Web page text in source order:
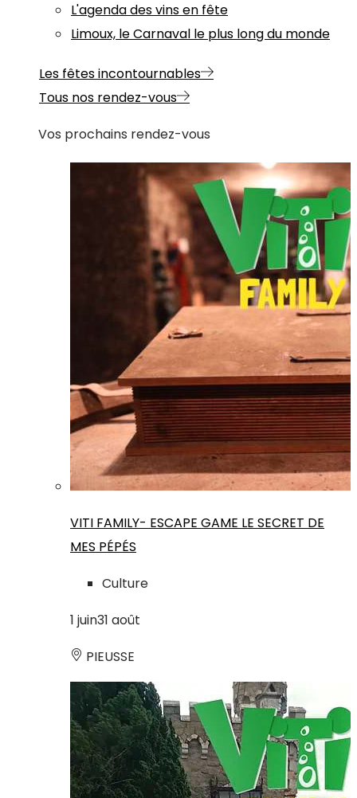
L'agenda des vins en fête
Limoux, le Carnaval le plus long du monde
Les fêtes incontournables
Tous nos rendez-vous
Vos prochains rendez-vous
VITI FAMILY- ESCAPE GAME LE SECRET DE
MES PÉPÉS
Culture
1 juin31 août
PIEUSSE